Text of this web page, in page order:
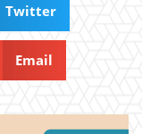
Twitter
Email